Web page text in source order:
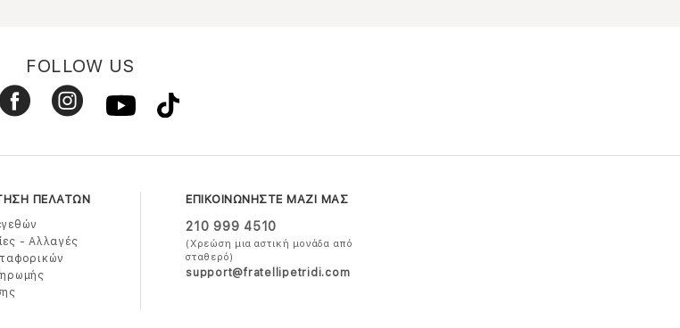
FOLLOW US
ΠΕΛΑΤΩΝ
- Αλλαγές
ΕΠΙΚΟΙΝΩΝΗΣΤΕ ΜΑΖΙ ΜΑΣ
210 999 4510
(Χρεώση μια αστική μονάδα από
σταθερό)
support@fratellipetridi.com